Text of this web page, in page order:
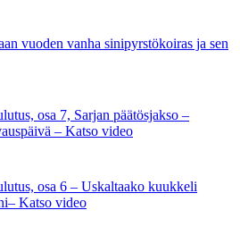
vuoden vanha sinipyrstökoiras ja sen
osa 7, Sarjan päätösjakso –
– Katso video
osa 6 – Uskaltaako kuukkeli
Katso video